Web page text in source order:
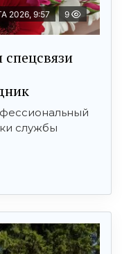
2026, 9:57 9
службы